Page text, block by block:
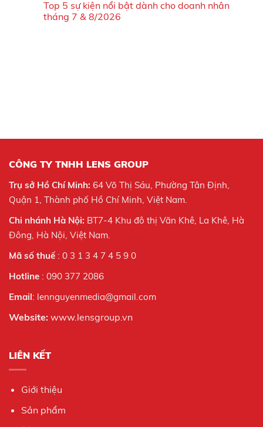
Top 5 sự kiện nổi bật dành cho doanh nhân
tháng 7 & 8/2026
CÔNG TY TNHH LENS GROUP
Trụ sở Hồ Chí Minh: 64 Võ Thị Sáu, Phường Tân Định,
Quận 1, Thành phố Hồ Chí Minh, Việt Nam.
Chi nhánh Hà Nội: BT7-4 Khu đô thị Văn Khê, La Khê, Hà
Đông, Hà Nội, Việt Nam.
Mã số thuế: 0 3 1 3 4 7 4 5 9 0
Hotline : 090 377 2086
Email: lennguyenmedia@gmail.com
Website: www.lensgroup.vn
LIÊN KẾT
Giới thiệu
Sản phẩm